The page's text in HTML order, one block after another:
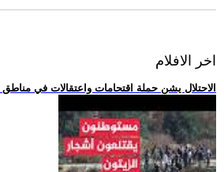
اخر الافلام
.. الاحتلال يشن حملة اقتحامات واعتقالات في